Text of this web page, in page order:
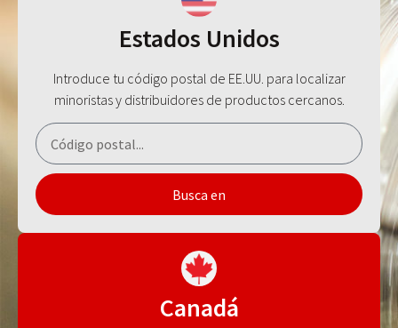
Estados Unidos
Introduce tu código postal de EE.UU. para localizar
minoristas y distribuidores de productos cercanos.
Busca en
Canadá